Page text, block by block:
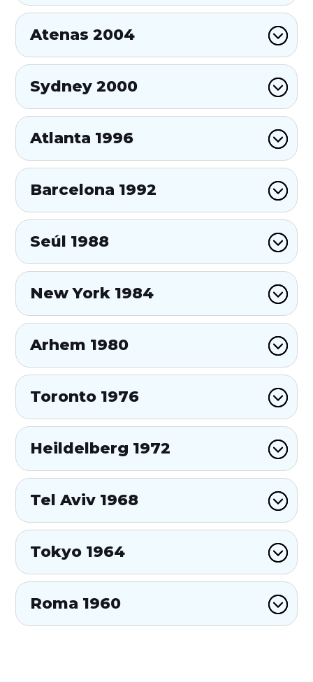
Atenas 2004
Sydney 2000
Atlanta 1996
Barcelona 1992
Seúl 1988
New York 1984
Arhem 1980
Toronto 1976
Heildelberg 1972
Tel Aviv 1968
Tokyo 1964
Roma 1960